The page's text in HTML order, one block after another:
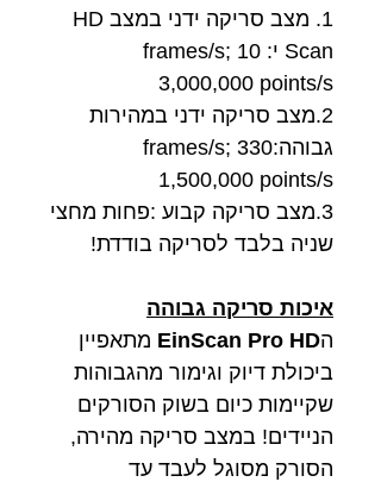
1. מצב סריקה ידני במצב HD
Scan י: 10 frames/s;
3,000,000 points/s
2.מצב סריקה ידני במהירות
גבוהה:330 frames/s;
1,500,000 points/s
3.מצב סריקה קבוע :פחות מחצי
שניה בלבד לסריקה בודדת!
איכות סריקה גבוהה
הEinScan Pro HD מתאפיין
ביכולת דיוק וגימור מהגבוהות
שקיימות כיום בשוק הסורקים
הניידים! במצב סריקה מהירה,
הסורק מסוגל לעבד עד